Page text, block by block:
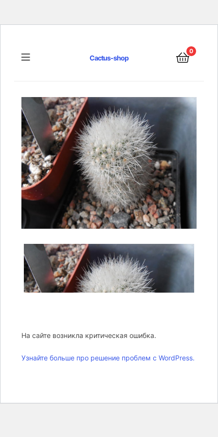
Cactus-shop
0
Menu
На сайте возникла критическая ошибка.
Узнайте больше про решение проблем с WordPress.